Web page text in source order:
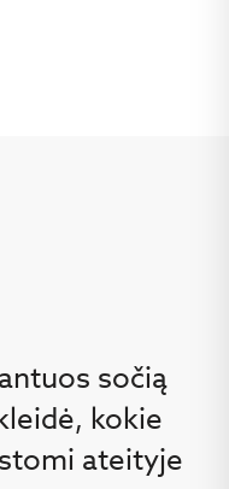
sočią
kokie
ateityje